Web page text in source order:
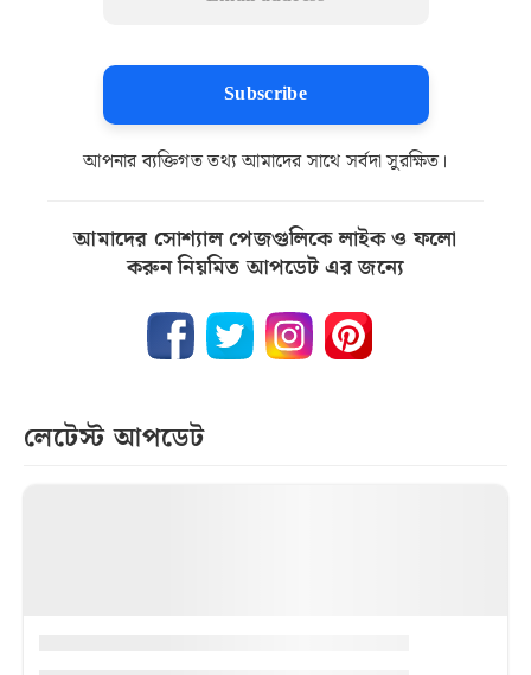
Subscribe
আপনার ব্যক্তিগত তথ্য আমাদের সাথে সর্বদা সুরক্ষিত।
আমাদের সোশ্যাল পেজগুলিকে লাইক ও ফলো
করুন নিয়মিত আপডেট এর জন্যে
লেটেস্ট আপডেট